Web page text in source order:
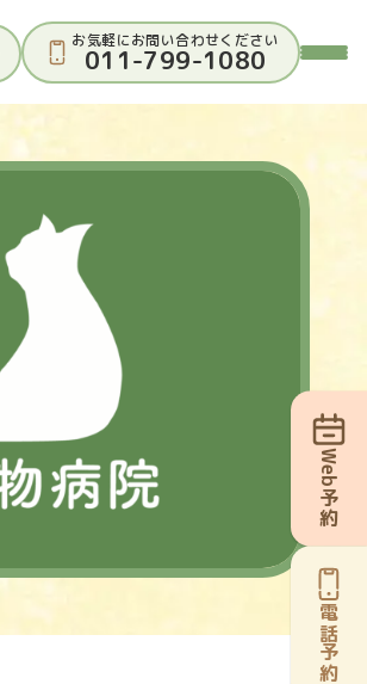
お気軽にお問い合わせください
011-799-1080
Web予約
電話予約